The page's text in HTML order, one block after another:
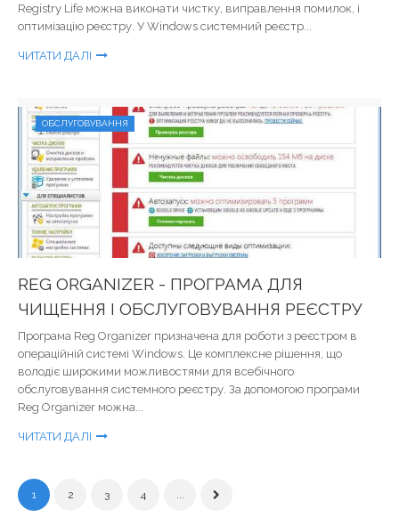
Registry Life можна виконати чистку, виправлення помилок, і
оптимізацію реєстру. У Windows системний реєстр...
ЧИТАТИ ДАЛІ
ОБСЛУГОВУВАННЯ
REG ORGANIZER - ПРОГРАМА ДЛЯ
ЧИЩЕННЯ І ОБСЛУГОВУВАННЯ РЕЄСТРУ
Програма Reg Organizer призначена для роботи з реєстром в
операційній системі Windows. Це комплексне рішення, що
володіє широкими можливостями для всебічного
обслуговування системного реєстру. За допомогою програми
Reg Organizer можна...
ЧИТАТИ ДАЛІ
1 2 3 4 ...